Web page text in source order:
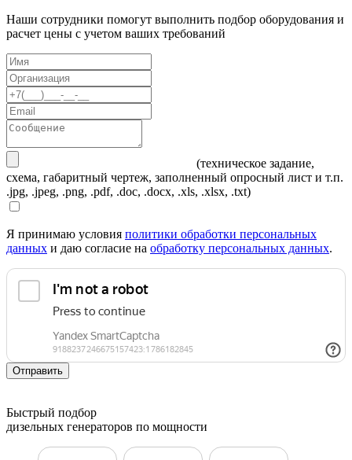
Наши сотрудники помогут выполнить подбор оборудования и
расчет цены с учетом ваших требований
(техническое задание,
схема, габаритный чертеж, заполненный опросный лист и т.п.
.jpg, .jpeg, .png, .pdf, .doc, .docx, .xls, .xlsx, .txt)
Я принимаю условия политики обработки персональных
данных и даю согласие на обработку персональных данных.
Отправить
Быстрый подбор
дизельных генераторов по мощности